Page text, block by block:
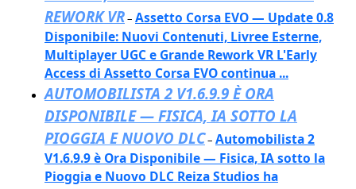
REWORK VR– Assetto Corsa EVO — Update 0.8
Disponibile: Nuovi Contenuti, Livree Esterne,
Multiplayer UGC e Grande Rework VR L'Early
Access di Assetto Corsa EVO continua ...
AUTOMOBILISTA 2 V1.6.9.9 È ORA
DISPONIBILE — FISICA, IA SOTTO LA
PIOGGIA E NUOVO DLC– Automobilista 2
V1.6.9.9 è Ora Disponibile — Fisica, IA sotto la
Pioggia e Nuovo DLC Reiza Studios ha